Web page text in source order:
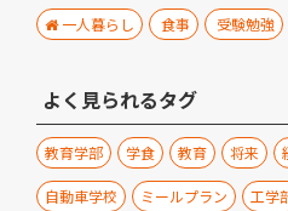
一人暮らし 食事 受験勉強
よく見られるタグ
教育学部 学食 教育 将来
自動車学校 ミールプラン 工学